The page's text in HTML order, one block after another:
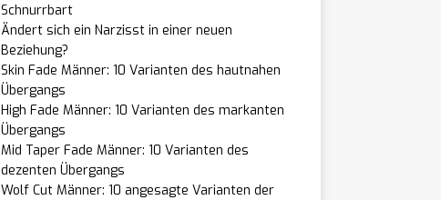
Schnurrbart
Ändert sich ein Narzisst in einer neuen
Beziehung?
Skin Fade Männer: 10 Varianten des hautnahen
Übergangs
High Fade Männer: 10 Varianten des markanten
Übergangs
Mid Taper Fade Männer: 10 Varianten des
dezenten Übergangs
Wolf Cut Männer: 10 angesagte Varianten der